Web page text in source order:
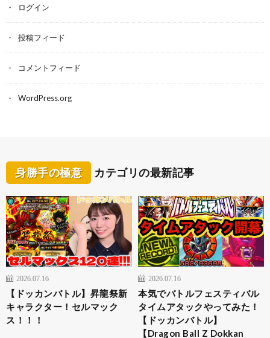
ログイン
投稿フィード
コメントフィード
WordPress.org
身勝手の極意 カテゴリの最新記事
2026.07.16
【ドッカンバトル】昇龍祭新
キャラクター！セルマック
ス！！！
2026.07.16
本気でバトルフェスティバル
タイムアタックやってみた！
【ドッカンバトル】
【Dragon Ball Z Dokkan